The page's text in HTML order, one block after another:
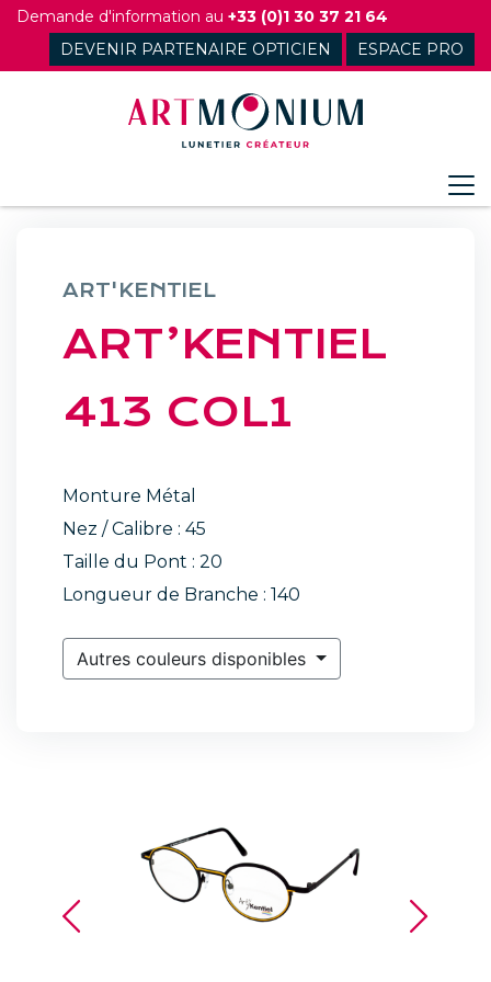
Skip
content
Demande d'information au +33 (0)1 30 37 21 64
DEVENIR PARTENAIRE OPTICIEN
ESPACE PRO
ART'KENTIEL
ART’KENTIEL
413 COL1
Monture Métal
Nez / Calibre : 45
Taille du Pont : 20
Longueur de Branche : 140
Autres couleurs disponibles